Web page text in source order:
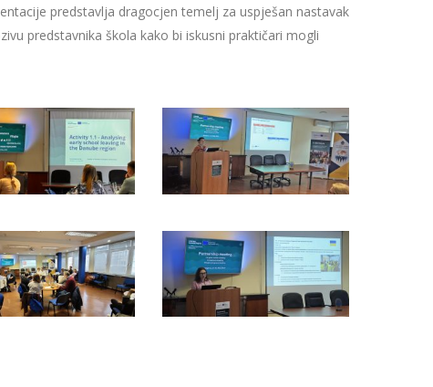
predstavlja dragocjen temelj za uspješan nastavak
predstavnika škola kako bi iskusni praktičari mogli